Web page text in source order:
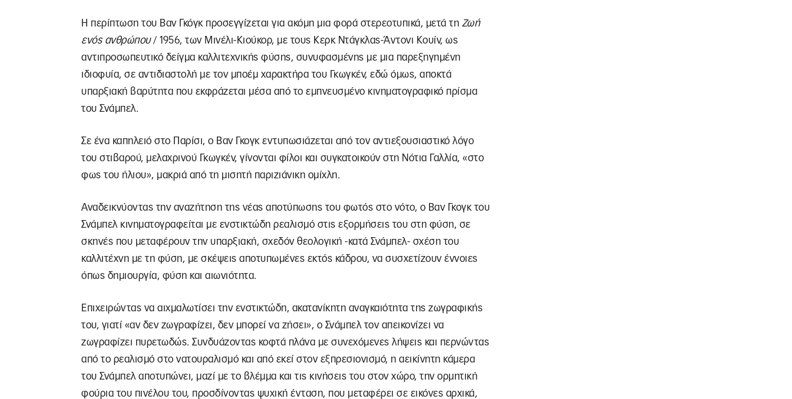
Η περίπτωση του Βαν Γκόγκ προσεγγίζεται για ακόμη μια φορά στερεοτυπικά, μετά τη Ζωή
ενός ανθρώπου/ 1956, των Μινέλι-Κιούκορ, με τους Κερκ Ντάγκλας-Άντονι Κουίν, ως
αντιπροσωπευτικό δείγμα καλλιτεχνικής φύσης, συνυφασμένης με μια παρεξηγημένη
ιδιοφυία, σε αντιδιαστολή με τον μποέμ χαρακτήρα του Γκωγκέν, εδώ όμως, αποκτά
υπαρξιακή βαρύτητα που εκφράζεται μέσα από το εμπνευσμένο κινηματογραφικό πρίσμα
του Σνάμπελ.
Σε ένα καπηλειό στο Παρίσι, ο Βαν Γκογκ εντυπωσιάζεται από τον αντιεξουσιαστικό λόγο
του στιβαρού, μελαχρινού Γκωγκέν, γίνονται φίλοι και συγκατοικούν στη Νότια Γαλλία, «στο
φως του ήλιου», μακριά από τη μισητή παριζιάνικη ομίχλη.
Αναδεικνύοντας την αναζήτηση της νέας αποτύπωσης του φωτός στο νότο, ο Βαν Γκογκ του
Σνάμπελ κινηματογραφείται με ενστικτώδη ρεαλισμό στις εξορμήσεις του στη φύση, σε
σκηνές που μεταφέρουν την υπαρξιακή, σχεδόν θεολογική -κατά Σνάμπελ- σχέση του
καλλιτέχνη με τη φύση, με σκέψεις αποτυπωμένες εκτός κάδρου, να συσχετίζουν έννοιες
όπως δημιουργία, φύση και αιωνιότητα.
Επιχειρώντας να αιχμαλωτίσει την ενστικτώδη, ακατανίκητη αναγκαιότητα της ζωγραφικής
του, γιατί «αν δεν ζωγραφίζει, δεν μπορεί να ζήσει», ο Σνάμπελ τον απεικονίζει να
ζωγραφίζει πυρετωδώς. Συνδυάζοντας κοφτά πλάνα με συνεχόμενες λήψεις και περνώντας
από το ρεαλισμό στο νατουραλισμό και από εκεί στον εξπρεσιονισμό, η αεικίνητη κάμερα
του Σνάμπελ αποτυπώνει, μαζί με το βλέμμα και τις κινήσεις του στον χώρο, την ορμητική
φούρια του πινέλου του, προσδίνοντας ψυχική ένταση, που μεταφέρει σε εικόνες αρχικά,